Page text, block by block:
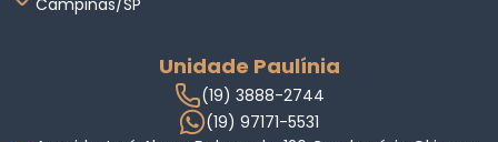
Unidade Paulínia
(19) 3888-2744
(19) 97171-5531